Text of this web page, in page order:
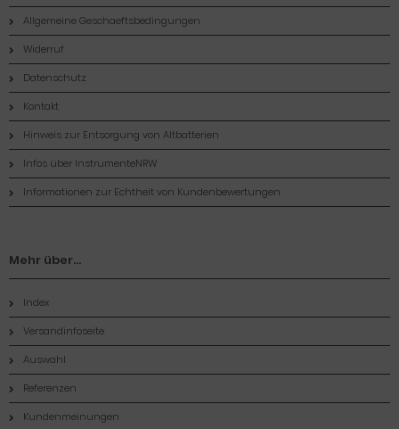
Allgemeine Geschaeftsbedingungen
Widerruf
Datenschutz
Kontakt
Hinweis zur Entsorgung von Altbatterien
Infos über InstrumenteNRW
Informationen zur Echtheit von Kundenbewertungen
Mehr über...
Index
Versandinfoseite
Auswahl
Referenzen
Kundenmeinungen